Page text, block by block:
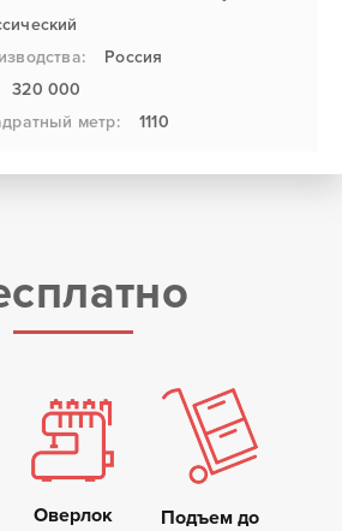
Россия
320 000
метр:
1110
Оверлок
Подъем до